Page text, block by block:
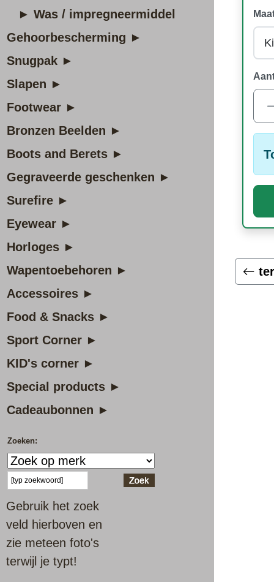
► Was / impregneermiddel
Gehoorbescherming ►
Snugpak ►
Slapen ►
Footwear ►
Bronzen Beelden ►
Boots and Berets ►
Gegraveerde geschenken ►
Surefire ►
Eyewear ►
Horloges ►
Wapentoebehoren ►
Accessoires ►
Food & Snacks ►
Sport Corner ►
KID's corner ►
Special products ►
Cadeaubonnen ►
Zoeken:
Gebruik het zoek
veld hierboven en
zie meteen foto's
terwijl je typt!